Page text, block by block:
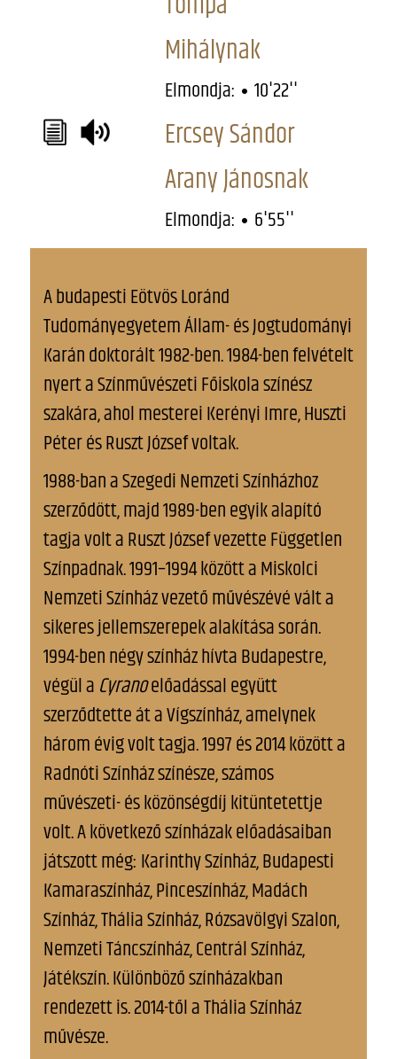
Mihálynak
Elmondja: 10'22''
Ercsey Sándor
Arany Jánosnak
Elmondja: 6'55''
A budapesti Eötvös Loránd
Tudományegyetem Állam- és Jogtudományi
Karán doktorált 1982-ben. 1984-ben felvételt
nyert a Színművészeti Főiskola színész
szakára, ahol mesterei Kerényi Imre, Huszti
Péter és Ruszt József voltak.
1988-ban a Szegedi Nemzeti Színházhoz
szerződött, majd 1989-ben egyik alapító
tagja volt a Ruszt József vezette Független
Színpadnak. 1991–1994 között a Miskolci
Nemzeti Színház vezető művészévé vált a
sikeres jellemszerepek alakítása során.
1994-ben négy színház hívta Budapestre,
végül a Cyranoelőadással együtt
szerződtette át a Vígszínház, amelynek
három évig volt tagja. 1997 és 2014 között a
Radnóti Színház színésze, számos
művészeti- és közönségdíj kitüntetettje
volt. A következő színházak előadásaiban
játszott még: Karinthy Színház, Budapesti
Kamaraszínház, Pinceszínház, Madách
Színház, Thália Színház, Rózsavölgyi Szalon,
Nemzeti Táncszínház, Centrál Színház,
Játékszín. Különböző színházakban
rendezett is. 2014-től a Thália Színház
művésze.